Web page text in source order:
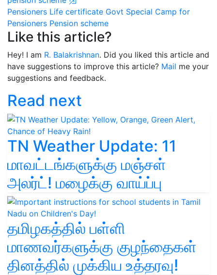
Pensioners Life certificate Govt Special Camp for
Pensioners Pension scheme
Like this article?
Hey! I am R. Balakrishnan. Did you liked this article and
have suggestions to improve this article? Mail me your
suggestions and feedback.
Read next
TN Weather Update: 11
மாவட்டங்களுக்கு மஞ்சள்
அலர்ட்! மழைக்கு வாய்ப்பு
தமிழகத்தில் பள்ளி
மாணவர்களுக்கு குழந்தைகள்
தினத்தில் முக்கிய உத்தரவு!